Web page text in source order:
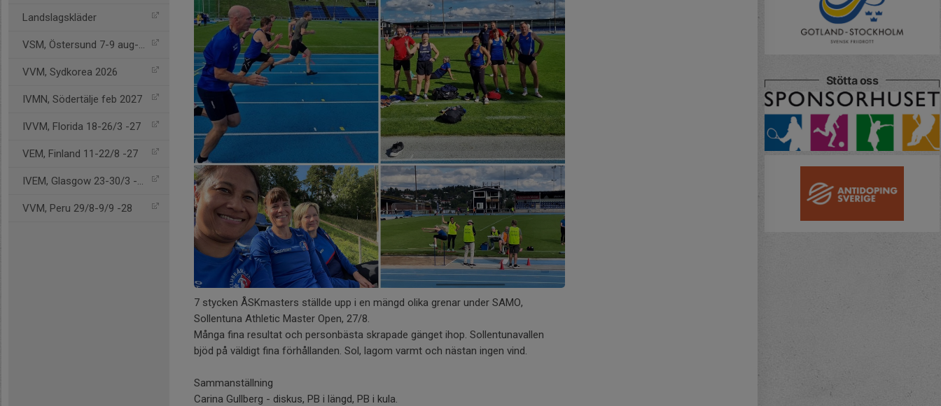
Landslagskläder
VSM, Östersund 7-9 aug-26
VVM, Sydkorea 2026
IVMN, Södertälje feb 2027
IVVM, Florida 18-26/3 -27
VEM, Finland 11-22/8 -27
IVEM, Glasgow 23-30/3 -28
VVM, Peru 29/8-9/9 -28
7 stycken ÅSKmasters ställde upp i en mängd olika grenar under SAMO,
Sollentuna Athletic Master Open, 27/8.
Många fina resultat och personbästa skrapade gänget ihop. Sollentunavallen
bjöd på väldigt fina förhållanden. Sol, lagom varmt och nästan ingen vind.
Sammanställning
Carina Gullberg - diskus, PB i längd, PB i kula.
Stötta oss